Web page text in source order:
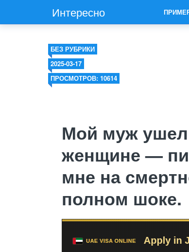
Интересно
БЕЗ РУБРИКИ
2025-03-17
ПРОСМОТРОВ: 10614
Мой муж
женщине —
мне на
полном шоке.